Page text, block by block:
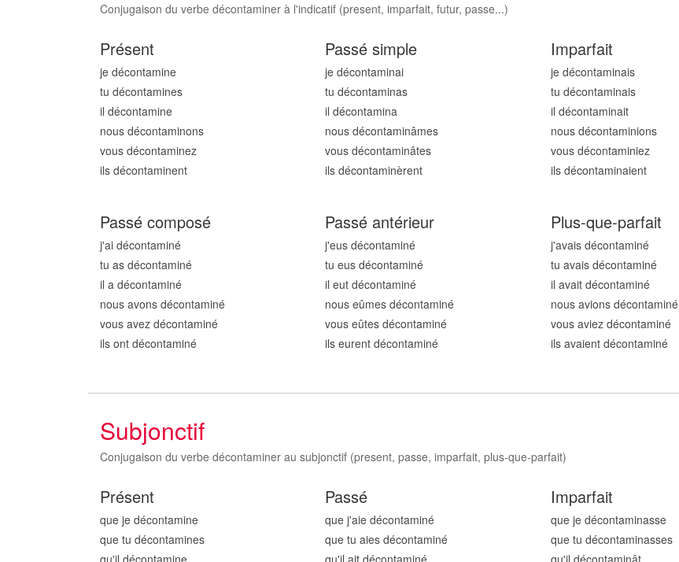
Conjugaison du verbe décontaminer à l'indicatif (present, imparfait, futur, passe...)
Présent
je décontamine
tu décontamines
il décontamine
nous décontaminons
vous décontaminez
ils décontaminent
Passé simple
je décontaminai
tu décontaminas
il décontamina
nous décontaminâmes
vous décontaminâtes
ils décontaminèrent
Imparfait
je décontaminais
tu décontaminais
il décontaminait
nous décontaminions
vous décontaminiez
ils décontaminaient
Passé composé
j'ai décontaminé
tu as décontaminé
il a décontaminé
nous avons décontaminé
vous avez décontaminé
ils ont décontaminé
Passé antérieur
j'eus décontaminé
tu eus décontaminé
il eut décontaminé
nous eûmes décontaminé
vous eûtes décontaminé
ils eurent décontaminé
Plus-que-parfait
j'avais décontaminé
tu avais décontaminé
il avait décontaminé
nous avions décontaminé
vous aviez décontaminé
ils avaient décontaminé
Subjonctif
Conjugaison du verbe décontaminer au subjonctif (present, passe, imparfait, plus-que-parfait)
Présent
que je décontamine
que tu décontamines
qu'il décontamine
Passé
que j'aie décontaminé
que tu aies décontaminé
qu'il ait décontaminé
Imparfait
que je décontaminasse
que tu décontaminasses
qu'il décontaminât